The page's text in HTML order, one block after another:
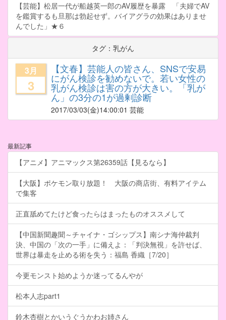
【芸能】松居一代が船越英一郎のAV履歴を暴露 「夫婦でAV
を鑑賞するも旦那は勃起せず。バイアグラの効果はありませ
んでした」★６
タグ：乳がん
3月
3
【文春】芸能人の皆さん、SNSで安易
にがん検診を勧めないで。若い女性の
乳がん検診は害の方が大きい。「乳が
ん」の3分の1が過剰診断
2017/03/03(金)14:00:01 芸能
最新記事
【アニメ】アニマックス第26359話【見るなら】
【大阪】ポケモン取り放題！ 大阪の商店街、有料アイテム
で集客
正直舐めてたけど食ったらはまったものオススメして
【中国新聞趣聞～チャイナ・ゴシップス】南シナ海仲裁判
決、中国の「次の一手」に備えよ：「判決無視」を許せば、
世界は暴走を止める術を失う：福島 香織［7/20］
今更モンスト始めようか迷ってるんやが
松本人志part1
鈴木杏樹とかいうぐうかわお姉さん